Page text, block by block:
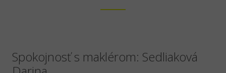
Spokojnosť s maklérom: Sedliaková